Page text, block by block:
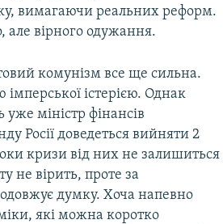
вимагаючи реальних реформ.
вірного одужання.
комунізм все ще сильна.
істерією. Однак
уже міністр фінансів
Росії доведеться вийняти 2
кризи від них не залишиться
не вірить, проте за
думку. Хоча напевно
які можна коротко